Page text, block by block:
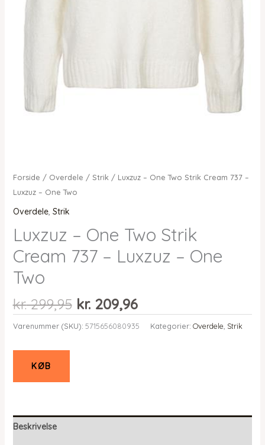
Forside / Overdele / Strik / Luxzuz – One Two Strik Cream 737 –
Luxzuz – One Two
Overdele, Strik
Luxzuz – One Two Strik
Cream 737 – Luxzuz – One
Two
kr.299,95 Den
oprindelige
pris
kr.209,96Den
aktuelle
pris
Varenummer (SKU): 5715656080935 Kategorier: Overdele Strik
KØB
Beskrivelse